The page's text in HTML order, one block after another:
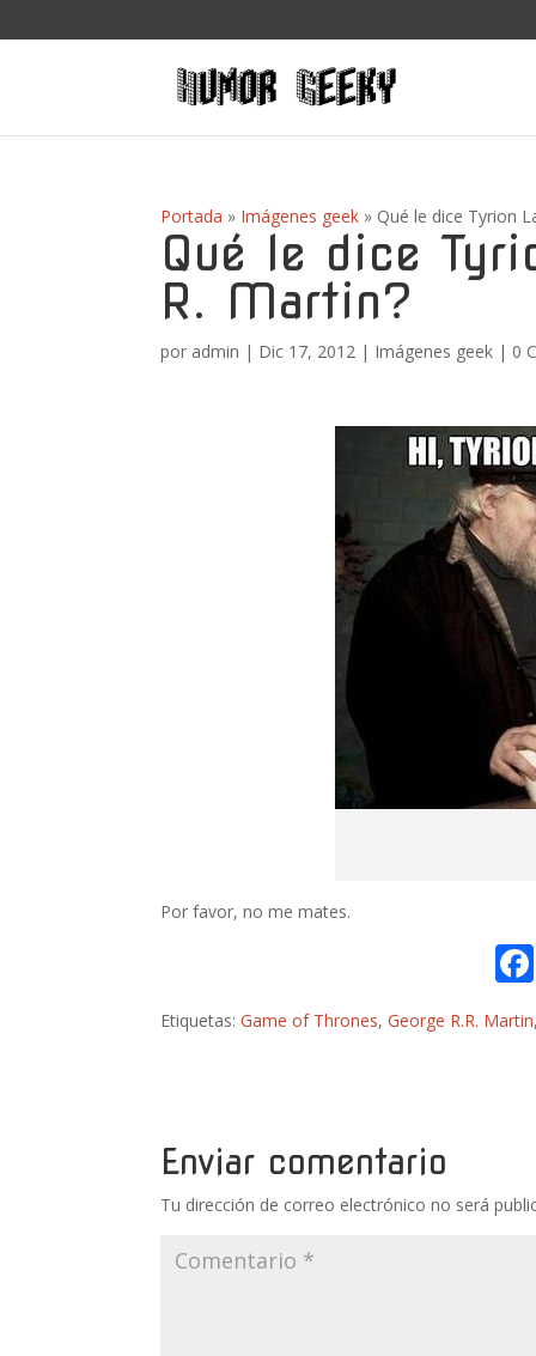
Portada » Imágenes geek » Qué le dice Tyrion
Qué le dice
R. Martin?
por admin | Dic 17, 2012 | Imágenes geek | 0
Por favor, no me mates.
Etiquetas:Game of Thrones,George R.R. Martin,
Enviar comentario
Tu dirección de correo electrónico no será